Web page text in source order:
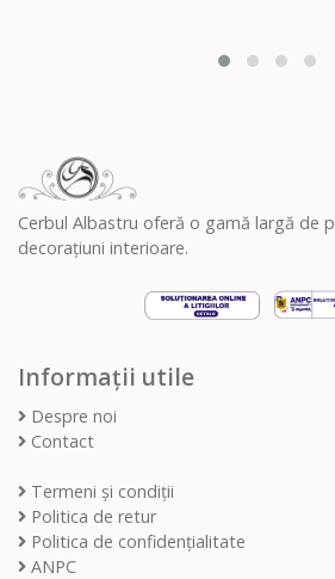
Cerbul Albastru oferă o gamă largă de
decorațiuni interioare.
Informații utile
Despre noi
Contact
Termeni și condiții
Politica de retur
Politica de confidențialitate
ANPC